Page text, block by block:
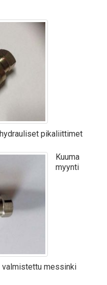
pikaliittimet
Kuuma
myynti
messinki